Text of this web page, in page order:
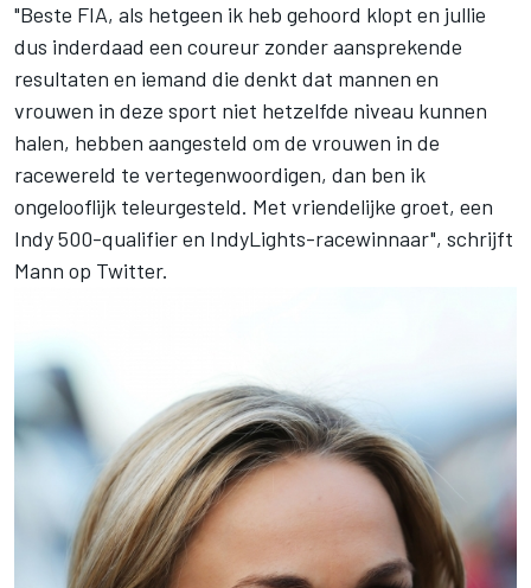
"Beste FIA, als hetgeen ik heb gehoord klopt en jullie
dus inderdaad een coureur zonder aansprekende
resultaten en iemand die denkt dat mannen en
vrouwen in deze sport niet hetzelfde niveau kunnen
halen, hebben aangesteld om de vrouwen in de
racewereld te vertegenwoordigen, dan ben ik
ongelooflijk teleurgesteld. Met vriendelijke groet, een
Indy 500-qualifier en IndyLights-racewinnaar", schrijft
Mann op Twitter.